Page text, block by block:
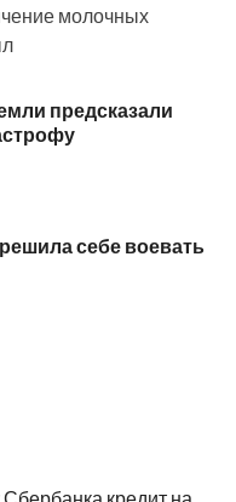
молочных
предсказали
себе воевать